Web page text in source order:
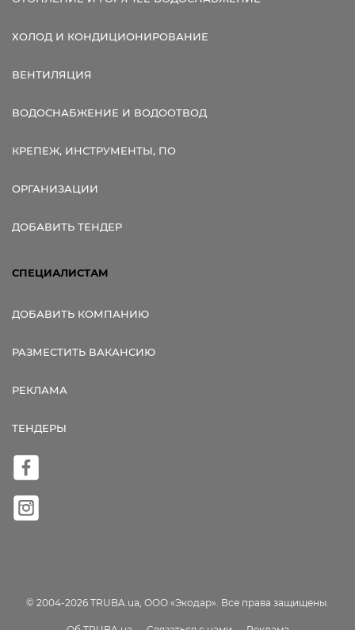
ХОЛОД И КОНДИЦИОНИРОВАНИЕ
ВЕНТИЛЯЦИЯ
ВОДОСНАБЖЕНИЕ И ВОДООТВОД
КРЕПЕЖ, ИНСТРУМЕНТЫ, ПО
ОРГАНИЗАЦИИ
ДОБАВИТЬ ТЕНДЕР
СПЕЦИАЛИСТАМ
ДОБАВИТЬ КОМПАНИЮ
РАЗМЕСТИТЬ ВАКАНСИЮ
РЕКЛАМА
ТЕНДЕРЫ
© 2004-2026 TRUBA.ua, ООО «Экодар». Все права защищены.